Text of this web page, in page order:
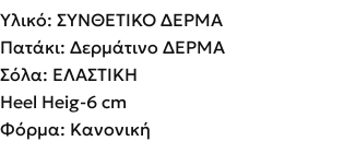
Υλικό: ΣΥΝΘΕΤΙΚΟ ΔΕΡΜΑ
Πατάκι: Δερμάτινο ΔΕΡΜΑ
Σόλα: ΕΛΑΣΤΙΚΗ
Heel Heig-6 cm
Φόρμα: Κανονική